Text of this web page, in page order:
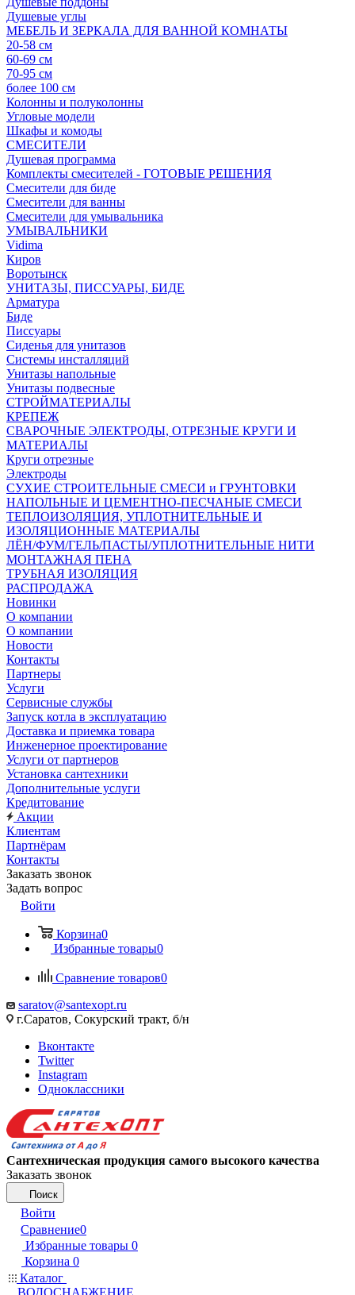
Душевые углы
МЕБЕЛЬ И ЗЕРКАЛА ДЛЯ ВАННОЙ КОМНАТЫ
20-58 см
60-69 см
70-95 см
более 100 см
Колонны и полуколонны
Угловые модели
Шкафы и комоды
СМЕСИТЕЛИ
Душевая программа
Комплекты смесителей - ГОТОВЫЕ РЕШЕНИЯ
Смесители для биде
Смесители для ванны
Смесители для умывальника
УМЫВАЛЬНИКИ
Vidima
Киров
Воротынск
УНИТАЗЫ, ПИССУАРЫ, БИДЕ
Арматура
Биде
Писсуары
Сиденья для унитазов
Системы инсталляций
Унитазы напольные
Унитазы подвесные
СТРОЙМАТЕРИАЛЫ
КРЕПЕЖ
СВАРОЧНЫЕ ЭЛЕКТРОДЫ, ОТРЕЗНЫЕ КРУГИ И
МАТЕРИАЛЫ
Круги отрезные
Электроды
СУХИЕ СТРОИТЕЛЬНЫЕ СМЕСИ и ГРУНТОВКИ
НАПОЛЬНЫЕ И ЦЕМЕНТНО-ПЕСЧАНЫЕ СМЕСИ
ТЕПЛОИЗОЛЯЦИЯ, УПЛОТНИТЕЛЬНЫЕ И
ИЗОЛЯЦИОННЫЕ МАТЕРИАЛЫ
ЛЁН/ФУМ/ГЕЛЬ/ПАСТЫ/УПЛОТНИТЕЛЬНЫЕ НИТИ
МОНТАЖНАЯ ПЕНА
ТРУБНАЯ ИЗОЛЯЦИЯ
РАСПРОДАЖА
Новинки
О компании
О компании
Новости
Контакты
Партнеры
Услуги
Сервисные службы
Запуск котла в эксплуатацию
Доставка и приемка товара
Инженерное проектирование
Услуги от партнеров
Установка сантехники
Дополнительные услуги
Кредитование
Акции
Клиентам
Партнёрам
Контакты
Заказать звонок
Задать вопрос
Войти
Корзина0
Избранные товары0
Сравнение товаров0
saratov@santexopt.ru
г.Саратов, Сокурский тракт, б/н
Вконтакте
Twitter
Instagram
Одноклассники
Сантехническая продукция самого высокого качества
Заказать звонок
Поиск
Войти
Сравнение0
Избранные товары 0
Корзина 0
Каталог
ВОДОСНАБЖЕНИЕ